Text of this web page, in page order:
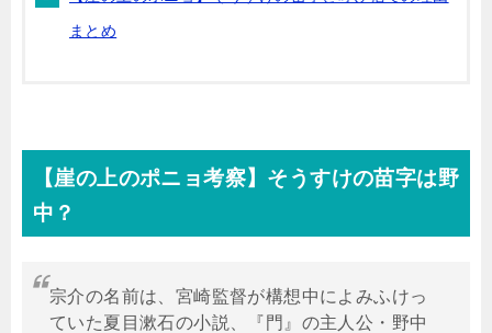
まとめ
【崖の上のポニョ考察】そうすけの苗字は野
中？
宗介の名前は、宮崎監督が構想中によみふけっ
ていた夏目漱石の小説、『門』の主人公・野中